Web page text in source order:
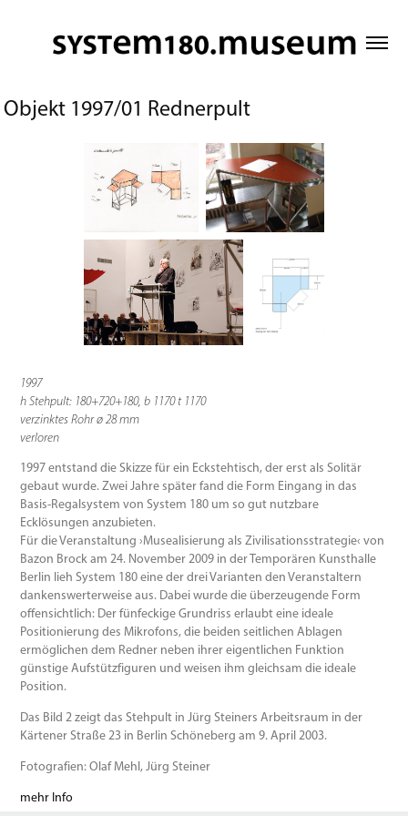
Objekt 1997/01 Rednerpult
1997
h Stehpult: 180+720+180, b 1170 t 1170
verzinktes Rohr ø 28 mm
verloren
1997 entstand die Skizze für ein Eckstehtisch, der erst als Solitär
gebaut wurde. Zwei Jahre später fand die Form Eingang in das
Basis-Regalsystem von System 180 um so gut nutzbare
Ecklösungen anzubieten.
Für die Veranstaltung ›Musealisierung als Zivilisationsstrategie‹ von
Bazon Brock am 24. November 2009 in der Temporären Kunsthalle
Berlin lieh System 180 eine der drei Varianten den Veranstaltern
dankenswerterweise aus. Dabei wurde die überzeugende Form
offensichtlich: Der fünfeckige Grundriss erlaubt eine ideale
Positionierung des Mikrofons, die beiden seitlichen Ablagen
ermöglichen dem Redner neben ihrer eigentlichen Funktion
günstige Aufstützfiguren und weisen ihm gleichsam die ideale
Position.
Das Bild 2 zeigt das Stehpult in Jürg Steiners Arbeitsraum in der
Kärtener Straße 23 in Berlin Schöneberg am 9. April 2003.
Fotografien: Olaf Mehl, Jürg Steiner
mehr Info